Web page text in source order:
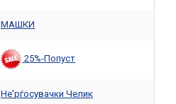
МАШКИ
25%-Попуст
Не'рѓосувачки Челик